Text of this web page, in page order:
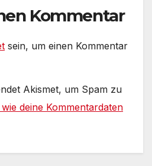
Kommentar
sein, um einen Kommentar
Akismet, um Spam zu
deine Kommentardaten